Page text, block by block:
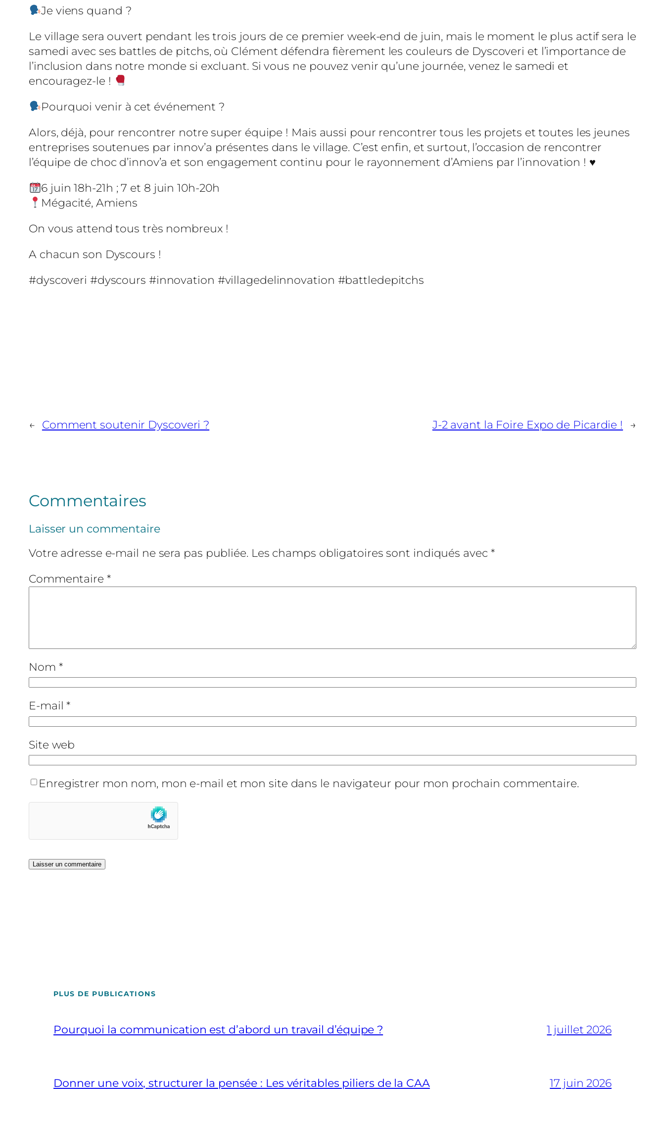
Je viens quand ?
Le village sera ouvert pendant les trois jours de ce premier week-end de juin, mais le moment le plus actif sera le
samedi avec ses battles de pitchs, où Clément défendra fièrement les couleurs de Dyscoveri et l’importance de
l’inclusion dans notre monde si excluant. Si vous ne pouvez venir qu’une journée, venez le samedi et
encouragez-le !
Pourquoi venir à cet événement ?
Alors, déjà, pour rencontrer notre super équipe ! Mais aussi pour rencontrer tous les projets et toutes les jeunes
entreprises soutenues par innov’a présentes dans le village. C’est enfin, et surtout, l’occasion de rencontrer
l’équipe de choc d’innov’a et son engagement continu pour le rayonnement d’Amiens par l’innovation ! ♥️
6 juin 18h-21h ; 7 et 8 juin 10h-20h
Mégacité, Amiens
On vous attend tous très nombreux !
A chacun son Dyscours !
#dyscoveri #dyscours #innovation #villagedelinnovation #battledepitchs
← Comment soutenir Dyscoveri ? J-2 avant la Foire Expo de Picardie ! →
Commentaires
Laisser un commentaire
Votre adresse e-mail ne sera pas publiée. Les champs obligatoires sont indiqués avec *
Commentaire *
Nom *
E-mail*
Site web
Enregistrer mon nom, mon e-mail et mon site dans le navigateur pour mon prochain commentaire.
PLUS DE PUBLICATIONS
Pourquoi la communication est d’abord un travail d’équipe ? 1 juillet 2026
Donner une voix, structurer la pensée : Les véritables piliers de la CAA 17 juin 2026